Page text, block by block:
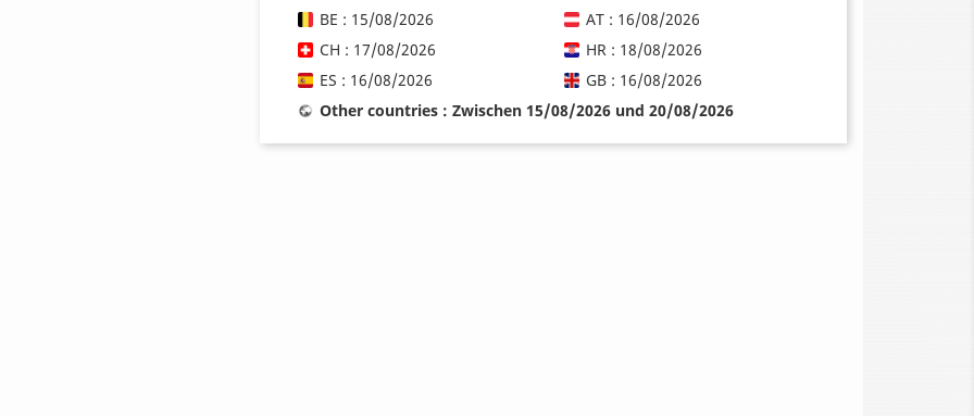
BE : 15/08/2026
AT : 16/08/2026
CH : 17/08/2026
HR : 18/08/2026
ES : 16/08/2026
GB : 16/08/2026
Other countries : Zwischen 15/08/2026 und 20/08/2026